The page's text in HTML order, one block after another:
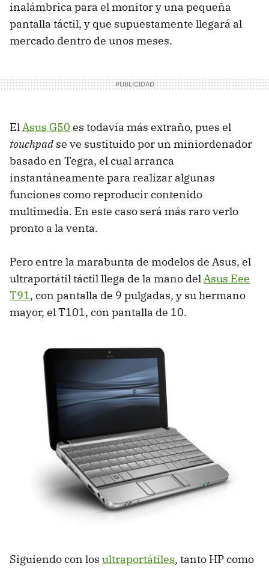
inalámbrica para el monitor y una pequeña
pantalla táctil, y que supuestamente llegará al
mercado dentro de unos meses.
ElAsus G50 es todavía más extraño, pues el
touchpad se ve sustituido por un miniordenador
basado en Tegra, el cual arranca
instantáneamente para realizar algunas
funciones como reproducir contenido
multimedia. En este caso será más raro verlo
pronto a la venta.
Pero entre la marabunta de modelos de Asus, el
ultraportátil táctil llega de la mano delAsus Eee
T91, con pantalla de 9 pulgadas, y su hermano
mayor, el T101, con pantalla de 10.
Siguiendo con los ultraportátiles, tanto HP como